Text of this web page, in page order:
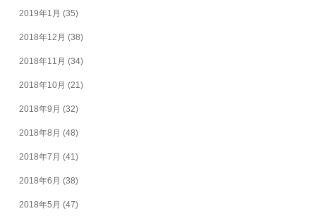
2019年1月 (35)
2018年12月 (38)
2018年11月 (34)
2018年10月 (21)
2018年9月 (32)
2018年8月 (48)
2018年7月 (41)
2018年6月 (38)
2018年5月 (47)